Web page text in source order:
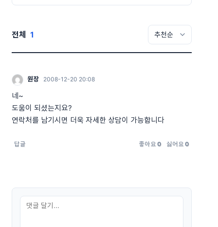
전체 1
원장 2008-12-20 20:08
네~
도움이 되셨는지요?
연락처를 남기시면 더욱 자세한 상담이 가능합니다
답글 좋아요 0 싫어요 0